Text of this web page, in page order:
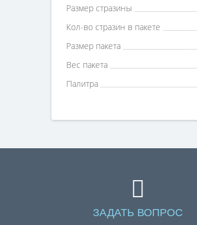
Размер стразины
Кол-во стразин в пакете
Размер пакета
Вес пакета
Палитра
ЗАДАТЬ ВОПРОС